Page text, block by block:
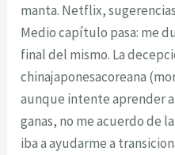
manta. Netflix,
Medio capítulo pasa: me
final del mismo. La
chinajaponesacoreana
aunque intente aprender
ganas, no me acuerdo de
iba a ayudarme a